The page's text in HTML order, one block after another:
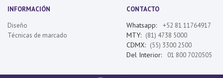
INFORMACIÓN
Diseño
Técnicas de marcado
CONTACTO
Whatsapp: +52 81 11764917
MTY: (81) 4738 5000
CDMX: (55) 3300 2500
Del Interior: 01 800 7020505